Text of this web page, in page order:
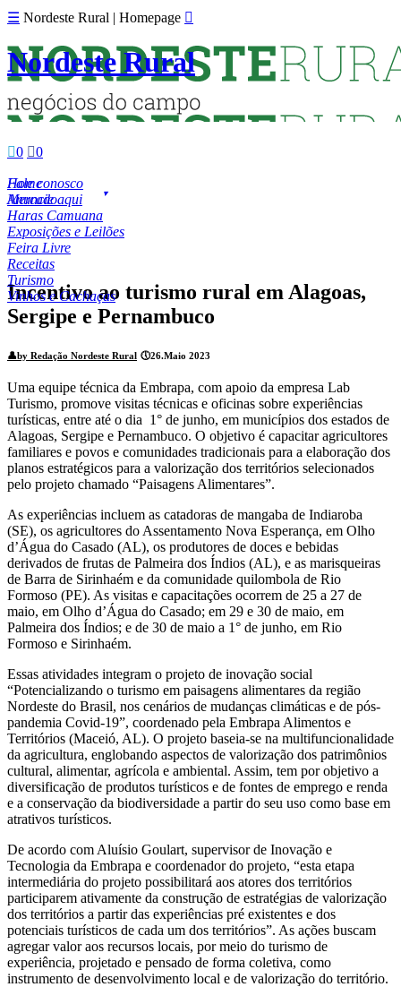
☰ Nordeste Rural | Homepage 
Nordeste Rural
0 0
Fale conosco
Anuncie aqui
Home
Mercado
Haras Camuana
Exposições e Leilões
Feira Livre
Receitas
Turismo
Vinhos e Cachaças
Incentivo ao turismo rural em Alagoas,
Sergipe e Pernambuco
👤by Redação Nordeste Rural 🕔26.Maio 2023
Uma equipe técnica da Embrapa, com apoio da empresa Lab
Turismo, promove visitas técnicas e oficinas sobre experiências
turísticas, entre até o dia 1° de junho, em municípios dos estados de
Alagoas, Sergipe e Pernambuco. O objetivo é capacitar agricultores
familiares e povos e comunidades tradicionais para a elaboração dos
planos estratégicos para a valorização dos territórios selecionados
pelo projeto chamado “Paisagens Alimentares”.
As experiências incluem as catadoras de mangaba de Indiaroba
(SE), os agricultores do Assentamento Nova Esperança, em Olho
d’Água do Casado (AL), os produtores de doces e bebidas
derivados de frutas de Palmeira dos Índios (AL), e as marisqueiras
de Barra de Sirinhaém e da comunidade quilombola de Rio
Formoso (PE). As visitas e capacitações ocorrem de 25 a 27 de
maio, em Olho d’Água do Casado; em 29 e 30 de maio, em
Palmeira dos Índios; e de 30 de maio a 1° de junho, em Rio
Formoso e Sirinhaém.
Essas atividades integram o projeto de inovação social
“Potencializando o turismo em paisagens alimentares da região
Nordeste do Brasil, nos cenários de mudanças climáticas e de pós-
pandemia Covid-19”, coordenado pela Embrapa Alimentos e
Territórios (Maceió, AL). O projeto baseia-se na multifuncionalidade
da agricultura, englobando aspectos de valorização dos patrimônios
cultural, alimentar, agrícola e ambiental. Assim, tem por objetivo a
diversificação de produtos turísticos e de fontes de emprego e renda
e a conservação da biodiversidade a partir do seu uso como base em
atrativos turísticos.
De acordo com Aluísio Goulart, supervisor de Inovação e
Tecnologia da Embrapa e coordenador do projeto, “esta etapa
intermediária do projeto possibilitará aos atores dos territórios
participarem ativamente da construção de estratégias de valorização
dos territórios a partir das experiências pré existentes e dos
potenciais turísticos de cada um dos territórios”. As ações buscam
agregar valor aos recursos locais, por meio do turismo de
experiência, projetado e pensado de forma coletiva, como
instrumento de desenvolvimento local e de valorização do território.